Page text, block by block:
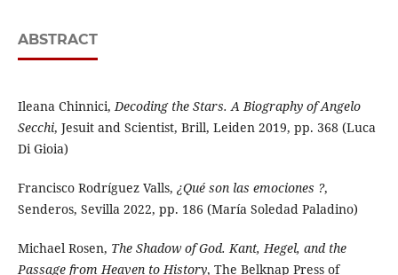
ABSTRACT
Ileana Chinnici,Decoding the Stars. A Biography of Angelo
Secchi, Jesuit and Scientist, Brill, Leiden 2019, pp. 368 (Luca
Di Gioia)
Francisco Rodríguez Valls, ¿Qué son las emociones ?,
Senderos, Sevilla 2022, pp. 186 (María Soledad Paladino)
Michael Rosen, The Shadow of God. Kant, Hegel, and the
Passage from Heaven to History, The Belknap Press of